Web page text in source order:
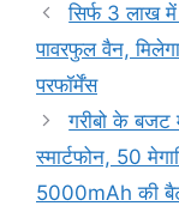
सिर्फ 3 लाख
पावरफुल वैन,
परफॉर्मेंस
गरीबो के
स्मार्टफोन, 50
5000mAh की